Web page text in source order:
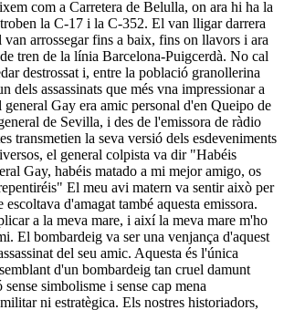
com a Carretera de Belulla, on ara hi ha la
la C-17 i la C-352. El van lligar darrera
arrossegar fins a baix, fins on llavors i ara
tren de la línia Barcelona-Puigcerdà. No cal
destrossat i, entre la població granollerina
dels assassinats que més vna impressionar a
Gay era amic personal d'en Queipo de
de Sevilla, i des de l'emissora de ràdio
transmetien la seva versió dels esdeveniments
el general colpista va dir "Habéis
Gay, habéis matado a mi mejor amigo, os
El meu avi matern va sentir això per
escoltava d'amagat també aquesta emissora.
a la meva mare, i així la meva mare m'ho
El bombardeig va ser una venjança d'aquest
del seu amic. Aquesta és l'única
d'un bombardeig tan cruel damunt
simbolisme i sense cap mena
ni estratègica. Els nostres historiadors,